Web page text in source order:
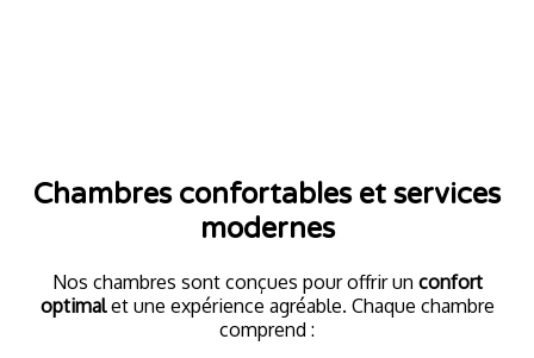
Chambres confortables et services
modernes
Nos chambres sont conçues pour offrir un confort
optimalet une expérience agréable. Chaque chambre
comprend :